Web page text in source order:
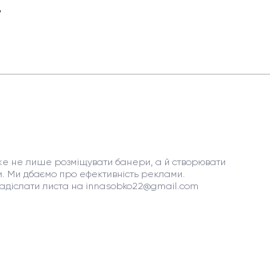
не лише розміщувати банери, а й створювати
Ми дбаємо про ефективність реклами.
листа на innasobko22@gmail.com